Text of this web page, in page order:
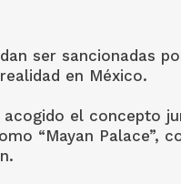
ser sancionadas
en México.
el concepto
“Mayan Palace”,